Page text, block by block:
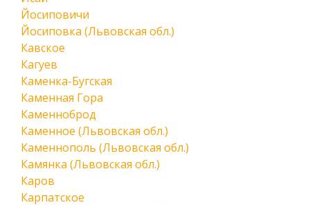
Йосиповичи
Йосиповка (Львовская обл.)
Кавское
Кагуев
Каменка-Бугская
Каменная Гора
Каменноброд
Каменное (Львовская обл.)
Каменнополь (Львовская обл.)
Камянка (Львовская обл.)
Каров
Карпатское